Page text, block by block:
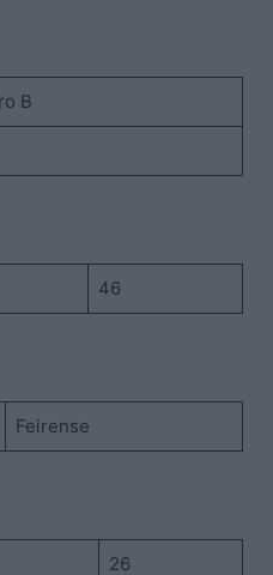
B
46
Feirense
26